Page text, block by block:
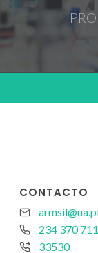
CONTACTO
234 370 711
33530